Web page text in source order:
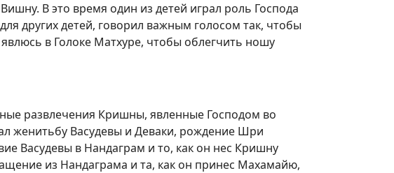
В это время один из детей играл роль Господа
других детей, говорил важным голосом так, чтобы
в Голоке Матхуре, чтобы облегчить ношу
развлечения Кришны, явленные Господом во
женитьбу Васудевы и Деваки, рождение Шри
Васудевы в Нандаграм и то, как он нес Кришну
из Нандаграма и та, как он принес Махамайю,